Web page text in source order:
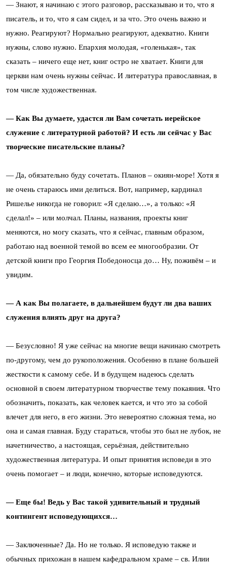
— Знают, я начинаю с этого разговор, рассказываю и то, что я
писатель, и то, что я сам сидел, и за что. Это очень важно и
нужно. Реагируют? Нормально реагируют, адекватно. Книги
нужны, слово нужно. Епархия молодая, «голенькая», так
сказать – ничего еще нет, книг остро не хватает. Книги для
церкви нам очень нужны сейчас. И литература православная, в
том числе художественная.
— Как Вы думаете, удастся ли Вам сочетать иерейское
служение с литературной работой? И есть ли сейчас у Вас
творческие писательские планы?
— Да, обязательно буду сочетать. Планов – окиян-море! Хотя я
не очень стараюсь ими делиться. Вот, например, кардинал
Ришелье никогда не говорил: «Я сделаю…», а только: «Я
сделал!» – или молчал. Планы, названия, проекты книг
меняются, но могу сказать, что я сейчас, главным образом,
работаю над военной темой во всем ее многообразии. От
детской книги про Георгия Победоносца до… Ну, поживём – и
увидим.
— А как Вы полагаете, в дальнейшем будут ли два ваших
служения влиять друг на друга?
— Безусловно! Я уже сейчас на многие вещи начинаю смотреть
по-другому, чем до рукоположения. Особенно в плане большей
жесткости к самому себе. И в будущем надеюсь сделать
основной в своем литературном творчестве тему покаяния. Что
обозначить, показать, как человек кается, и что это за собой
влечет для него, в его жизни. Это невероятно сложная тема, но
она и самая главная. Буду стараться, чтобы это был не лубок, не
начетничество, а настоящая, серьёзная, действительно
художественная литература. И опыт принятия исповеди в это
очень помогает – и люди, конечно, которые исповедуются.
— Еще бы! Ведь у Вас такой удивительный и трудный
контингент исповедующихся…
— Заключенные? Да. Но не только. Я исповедую также и
обычных прихожан в нашем кафедральном храме – св. Илии